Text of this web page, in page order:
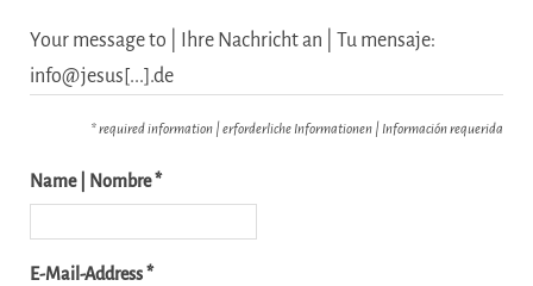
Your message to | Ihre Nachricht an | Tu mensaje:
info@jesus[...].de
* required information | erforderliche Informationen | Información requerida
Name | Nombre *
E-Mail-Address *